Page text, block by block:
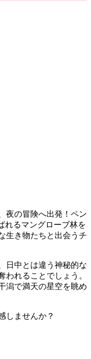
夜の冒険へ出発！ペン
れるマングローブ林を
生き物たちと出会うチ
日中とは違う神秘的な
われることでしょう。
潟で満天の星空を眺め
しませんか？